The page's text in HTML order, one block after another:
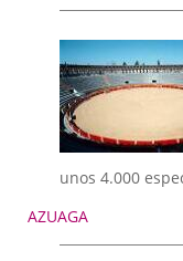
unos 4.000
AZUAGA